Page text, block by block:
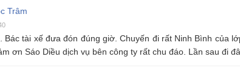
Trâm
Bác tài xế đưa đón đúng giờ. Chuyến đi rất Ninh Bình của
ơn Sáo Diều dịch vụ bên công ty rất chu đáo. Lần sau đi